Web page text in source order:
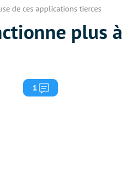
de ces applications tierces
plus à
1 Commentaires